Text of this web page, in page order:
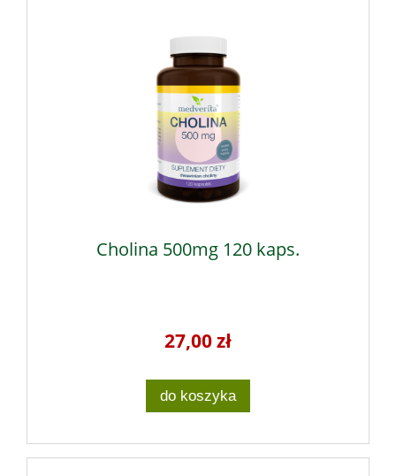
Cholina 500mg 120 kaps.
27,00 zł
do koszyka